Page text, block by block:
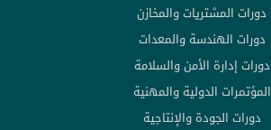
دورات المشتريات والمخازن
دورات الهندسة والمعدات
دورات إدارة الأمن والسلامة
المؤتمرات الدولية والمهنية
دورات الجودة والإنتاجية